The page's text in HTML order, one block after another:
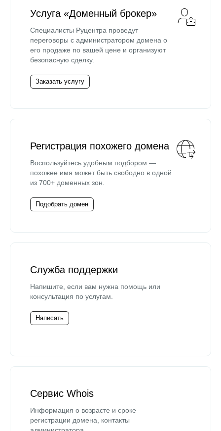
Услуга «Доменный брокер»
Специалисты Руцентра проведут
переговоры с администратором домена о
его продаже по вашей цене и организуют
безопасную сделку.
Заказать услугу
Регистрация похожего домена
Воспользуйтесь удобным подбором —
похожее имя может быть свободно в одной
из 700+ доменных зон.
Подобрать домен
Служба поддержки
Напишите, если вам нужна помощь или
консультация по услугам.
Написать
Сервис Whois
Информация о возрасте и сроке
регистрации домена, контакты